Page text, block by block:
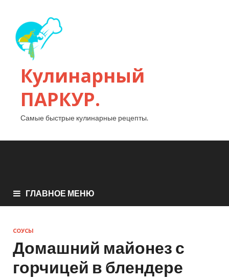
Кулинарный
ПАРКУР.
Самые быстрые кулинарные рецепты.
ГЛАВНОЕ МЕНЮ
СОУСЫ
Домашний майонез с
горчицей в блендере